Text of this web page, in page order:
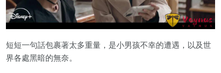
短短一句話包裹著太多重量，是小男孩不幸的遭遇，以及世
界各處黑暗的無奈。